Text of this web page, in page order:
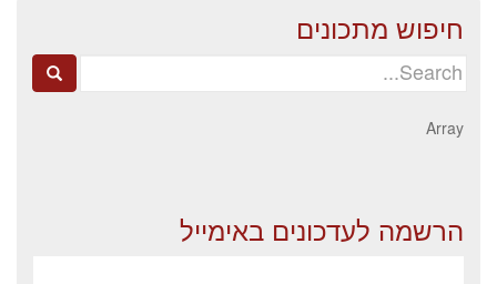
חיפוש מתכונים
Search
Array
הרשמה לעדכונים באימייל